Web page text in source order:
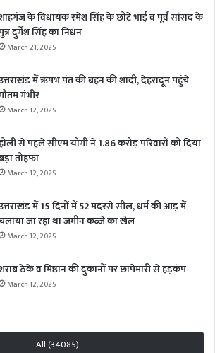
के विधायक रमेश सिंह के छोटे भाई व पूर्व सांसद के
दुर्गेश सिंह का निधन
March 21, 2025
में ऋषभ पंत की बहन की शादी, देहरादून पहुंचे
गंभीर
March 12, 2025
से पहले सीएम योगी ने 1.86 करोड़ परिवारों को दिया
तोहफा
March 12, 2025
में 15 दिनों में 52 मदरसे सील, धर्म की आड़ में
जा रहा था जमीन कब्जे का खेल
March 12, 2025
ठेके व मिष्ठान की दुकानों पर छापेमारी से हड़कंप
March 12, 2025
All (34085)